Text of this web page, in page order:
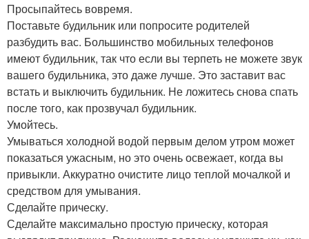
Просыпайтесь вовремя.
Поставьте будильник или попросите родителей
разбудить вас. Большинство мобильных телефонов
имеют будильник, так что если вы терпеть не можете звук
вашего будильника, это даже лучше. Это заставит вас
встать и выключить будильник. Не ложитесь снова спать
после того, как прозвучал будильник.
Умойтесь.
Умываться холодной водой первым делом утром может
показаться ужасным, но это очень освежает, когда вы
привыкли. Аккуратно очистите лицо теплой мочалкой и
средством для умывания.
Сделайте прическу.
Сделайте максимально простую прическу, которая